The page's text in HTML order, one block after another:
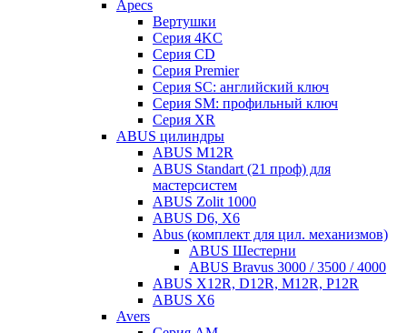
Apecs
Вертушки
Серия 4KC
Серия CD
Серия Premier
Серия SC: английский ключ
Серия SM: профильный ключ
Серия XR
ABUS цилиндры
ABUS M12R
ABUS Standart (21 проф) для
мастерсистем
ABUS Zolit 1000
ABUS D6, X6
Abus (комплект для цил. механизмов)
ABUS Шестерни
ABUS Bravus 3000 / 3500 / 4000
ABUS X12R, D12R, M12R, P12R
ABUS X6
Avers